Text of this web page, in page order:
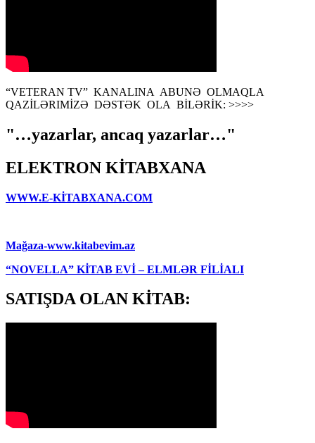
“VETERAN TV” KANALINA ABUNƏ OLMAQLA
QAZİLƏRIMİZƏ DƏSTƏK OLA BİLƏRİK: >>>>
"…yazarlar, ancaq yazarlar…"
ELEKTRON KİTABXANA
WWW.E-KİTABXANA.COM
Mağaza-www.kitabevim.az
“NOVELLA” KİTAB EVİ – ELMLƏR FİLİALI
SATIŞDA OLAN KİTAB: